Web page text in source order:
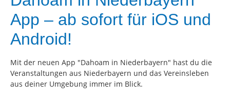
App – ab sofort für iOS und
Android!
Mit der neuen App "Dahoam in Niederbayern" hast du die
Veranstaltungen aus Niederbayern und das Vereinsleben
aus deiner Umgebung immer im Blick.